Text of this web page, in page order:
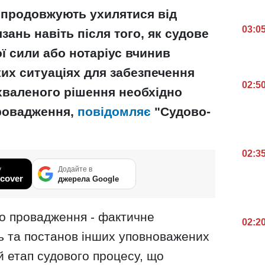
ухилятися від
навіть після того, як судове
сили або нотаріус вчинив
ситуаціях для забезпечення
рішення необхідно
повідомляє "Судово-
Додайте в
джерела Google
провадження - фактичне
та постанов інших уповноважених
судового процесу, що